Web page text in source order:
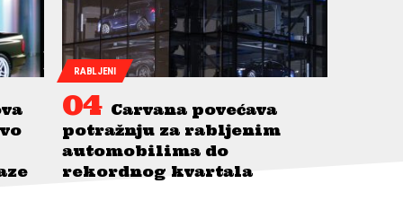
RABLJENI
Carvana povećava
potražnju za rabljenim
automobilima do
rekordnog kvartala